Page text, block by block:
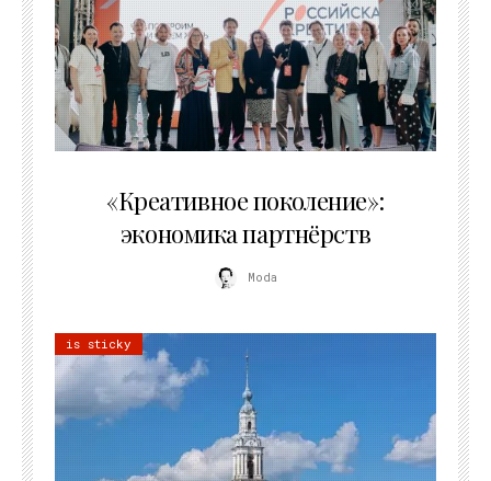
«Креативное поколение»:
экономика партнёрств
Moda
is sticky